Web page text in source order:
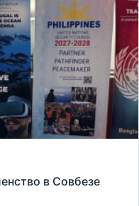
в Совбезе